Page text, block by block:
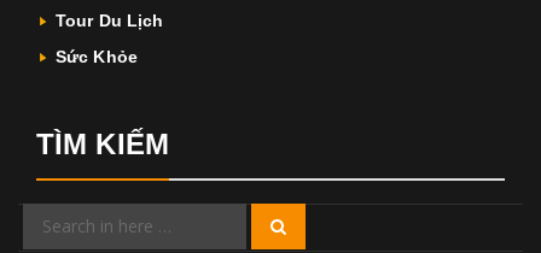
Tour Du Lịch
Sức Khỏe
TÌM KIẾM
Search